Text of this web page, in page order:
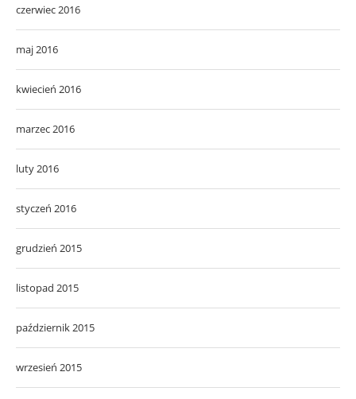
czerwiec 2016
maj 2016
kwiecień 2016
marzec 2016
luty 2016
styczeń 2016
grudzień 2015
listopad 2015
październik 2015
wrzesień 2015